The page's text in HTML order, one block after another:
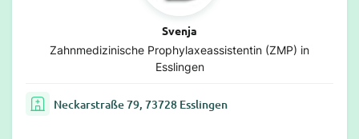
Svenja
Zahnmedizinische Prophylaxeassistentin (ZMP) in
Esslingen
Neckarstraße 79, 73728 Esslingen